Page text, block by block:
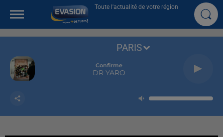
Toute l'actualité de votre région
Confirme
DR YARO
PARIS